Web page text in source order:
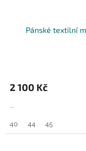
Pánské textilní
2 100 Kč
...
40 44 45